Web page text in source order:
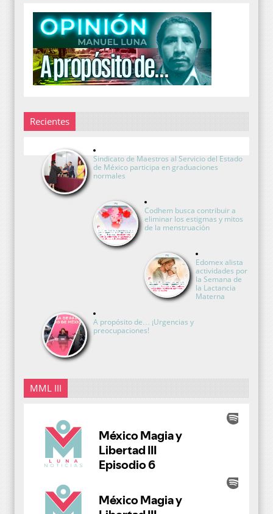
Recientes
Sindicato de Maestros al Servicio del Estado
de México participa en graduaciones
normales
Codhem busca contribuir a
eliminar los estigmas y mitos
de la menstruación
Edomex alista
actividades por
la Semana de
la Lactancia
Materna
A propósito de… ¡Urgencias y
preocupaciones!
MML III